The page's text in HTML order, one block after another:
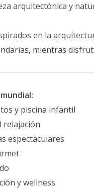
arquitectónica y
en la
mientras
y piscina infantil
relajación
espectaculares
y wellness